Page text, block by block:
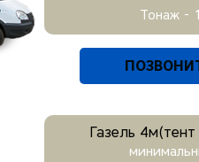
Тонаж -
Газель